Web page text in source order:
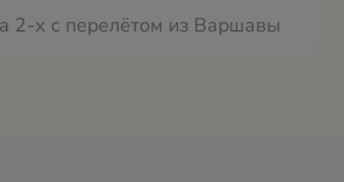
2-х с перелётом из Варшавы